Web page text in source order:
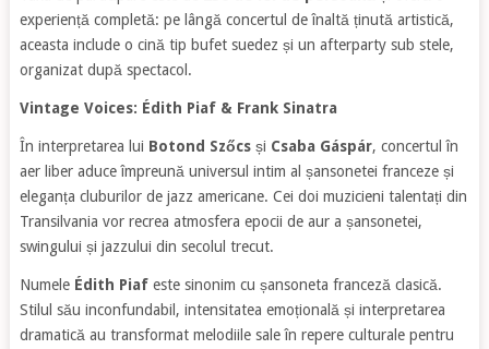
experiență completă: pe lângă concertul de înaltă ținută artistică,
aceasta include o cină tip bufet suedez și un afterparty sub stele,
organizat după spectacol.
Vintage Voices: Édith Piaf & Frank Sinatra
În interpretarea lui Botond Szőcsși Csaba Gáspár, concertul în
aer liber aduce împreună universul intim al șansonetei franceze și
eleganța cluburilor de jazz americane. Cei doi muzicieni talentați din
Transilvania vor recrea atmosfera epocii de aur a șansonetei,
swingului și jazzului din secolul trecut.
Numele Édith Piafeste sinonim cu șansoneta franceză clasică.
Stilul său inconfundabil, intensitatea emoțională și interpretarea
dramatică au transformat melodiile sale în repere culturale pentru